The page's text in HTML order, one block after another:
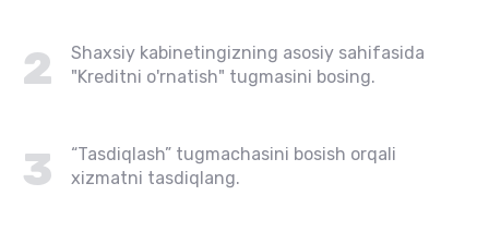
2
Shaxsiy kabinetingizning asosiy sahifasida
"Kreditni o'rnatish" tugmasini bosing.
3
“Tasdiqlash” tugmachasini bosish orqali
xizmatni tasdiqlang.